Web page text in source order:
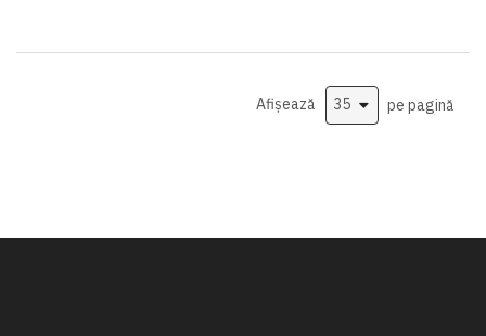
Afișează pe pagină